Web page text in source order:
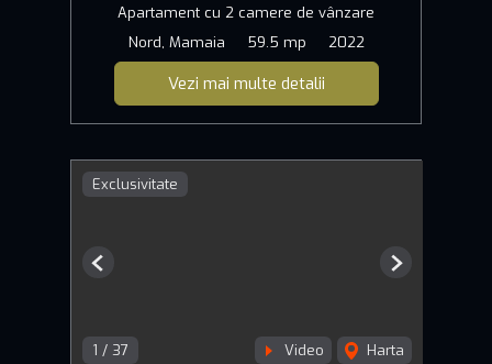
Apartament cu 2 camere de vânzare
Nord, Mamaia
59.5 mp 2022
Vezi mai multe detalii
Exclusivitate
1 / 37 Video Harta
Previous Next